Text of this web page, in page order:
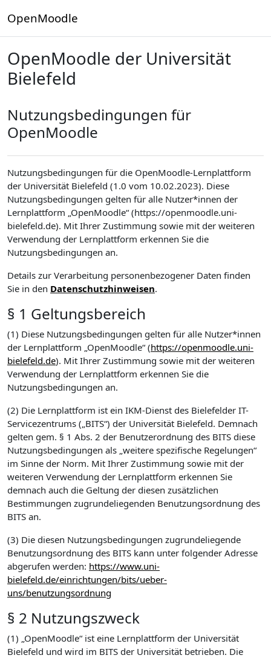
OpenMoodle
OpenMoodle der Universität
Bielefeld
Nutzungsbedingungen für
OpenMoodle
Nutzungsbedingungen für die OpenMoodle-Lernplattform
der Universität Bielefeld (1.0 vom 10.02.2023). Diese
Nutzungsbedingungen gelten für alle Nutzer*innen der
Lernplattform „OpenMoodle“ (https://openmoodle.uni-
bielefeld.de). Mit Ihrer Zustimmung sowie mit der weiteren
Verwendung der Lernplattform erkennen Sie die
Nutzungsbedingungen an.
Details zur Verarbeitung personenbezogener Daten finden
Sie in den Datenschutzhinweisen.
§ 1 Geltungsbereich
(1) Diese Nutzungsbedingungen gelten für alle Nutzer*innen
der Lernplattform „OpenMoodle“ (https://openmoodle.uni-
bielefeld.de). Mit Ihrer Zustimmung sowie mit der weiteren
Verwendung der Lernplattform erkennen Sie die
Nutzungsbedingungen an.
(2) Die Lernplattform ist ein IKM-Dienst des Bielefelder IT-
Servicezentrums („BITS“) der Universität Bielefeld. Demnach
gelten gem. § 1 Abs. 2 der Benutzerordnung des BITS diese
Nutzungsbedingungen als „weitere spezifische Regelungen“
im Sinne der Norm. Mit Ihrer Zustimmung sowie mit der
weiteren Verwendung der Lernplattform erkennen Sie
demnach auch die Geltung der diesen zusätzlichen
Bestimmungen zugrundeliegenden Benutzungsordnung des
BITS an.
(3) Die diesen Nutzungsbedingungen zugrundeliegende
Benutzungsordnung des BITS kann unter folgender Adresse
abgerufen werden: https://www.uni-
bielefeld.de/einrichtungen/bits/ueber-
uns/benutzungsordnung
§ 2 Nutzungszweck
(1) „OpenMoodle“ ist eine Lernplattform der Universität
Bielefeld und wird im BITS der Universität betrieben. Die